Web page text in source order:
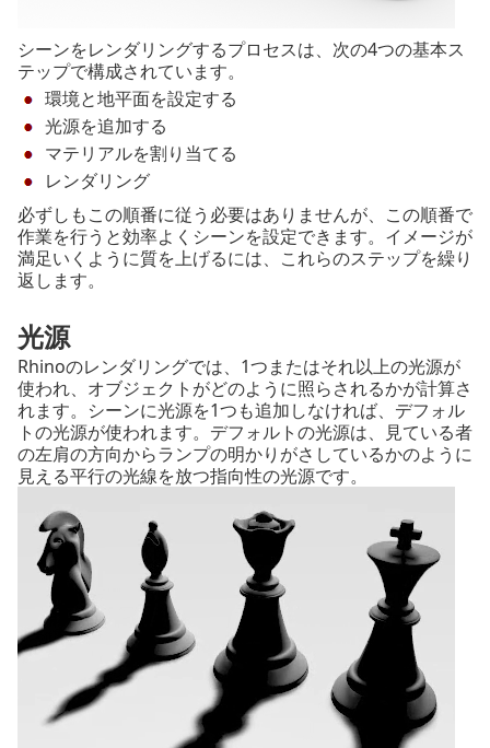
シーンをレンダリングするプロセスは、次の4つの基本ス
テップで構成されています。
環境と地平面を設定する
光源を追加する
マテリアルを割り当てる
レンダリング
必ずしもこの順番に従う必要はありませんが、この順番で
作業を行うと効率よくシーンを設定できます。イメージが
満足いくように質を上げるには、これらのステップを繰り
返します。
光源
Rhinoのレンダリングでは、1つまたはそれ以上の光源が
使われ、オブジェクトがどのように照らされるかが計算さ
れます。シーンに光源を1つも追加しなければ、デフォル
トの光源が使われます。デフォルトの光源は、見ている者
の左肩の方向からランプの明かりがさしているかのように
見える平行の光線を放つ指向性の光源です。